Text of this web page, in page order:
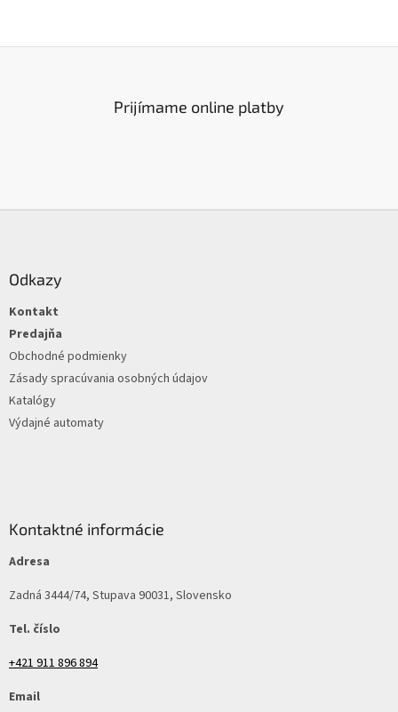
Prijímame online platby
Odkazy
Kontakt
Predajňa
Obchodné podmienky
Zásady spracúvania osobných údajov
Katalógy
Výdajné automaty
Kontaktné informácie
Adresa
Zadná 3444/74, Stupava 90031, Slovensko
Tel. číslo
+421 911 896 894
Email